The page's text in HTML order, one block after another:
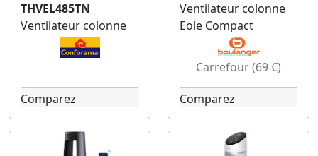
THVEL485TN
Ventilateur colonne
Comparez
Ventilateur colonne
Eole Compact
Carrefour (69 €)
Comparez